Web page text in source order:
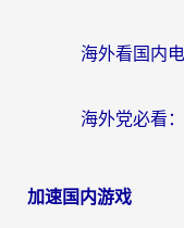
加速国内游戏